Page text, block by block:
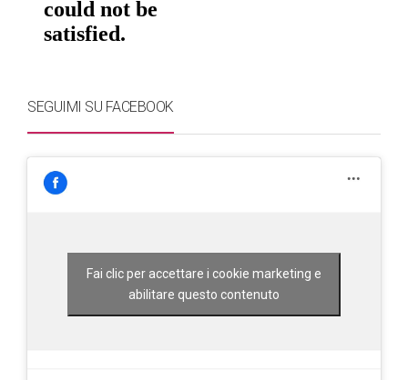
SEGUIMI SU FACEBOOK
Fai clic per accettare i cookie marketing e
abilitare questo contenuto